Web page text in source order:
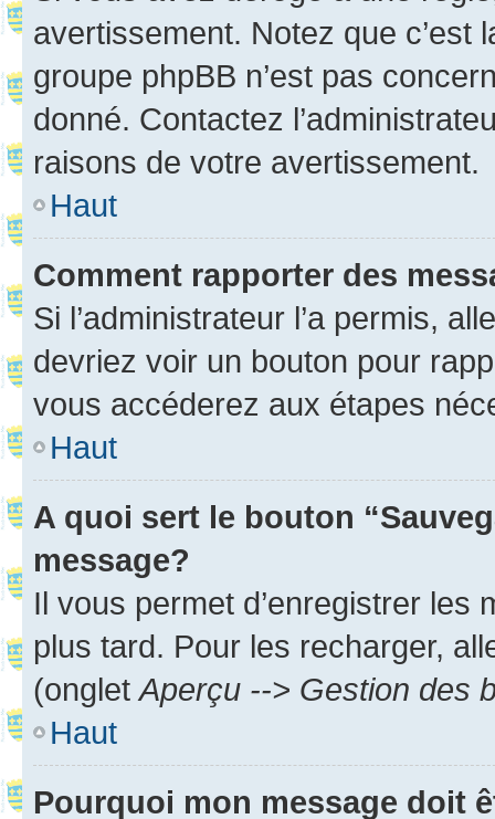
avertissement. Notez que c’est
groupe phpBB n’est pas
donné. Contactez
raisons de votre avertissement.
Haut
Comment rapporter des
Si l’administrateur l’a permis,
devriez voir un bouton pour
vous accéderez aux étapes
Haut
A quoi sert le bouton
message?
Il vous permet d’enregistrer
plus tard. Pour les recharger,
(onglet Aperçu --> Gestion des
Haut
Pourquoi mon message doit